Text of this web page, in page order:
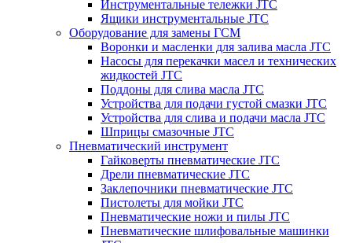
Инструментальные тележки JTC
Ящики инструментальные JTC
Оборудование для замены ГСМ
Воронки и масленки для залива масла JTC
Насосы для перекачки масел и технических
жидкостей JTC
Поддоны для слива масла JTC
Устройства для подачи густой смазки JTC
Устройства для слива и подачи масла JTC
Шприцы смазочные JTC
Пневматический инструмент
Гайковерты пневматические JTC
Дрели пневматические JTC
Заклепочники пневматические JTC
Пистолеты для мойки JTC
Пневматические ножи и пилы JTC
Пневматические шлифовальные машинки